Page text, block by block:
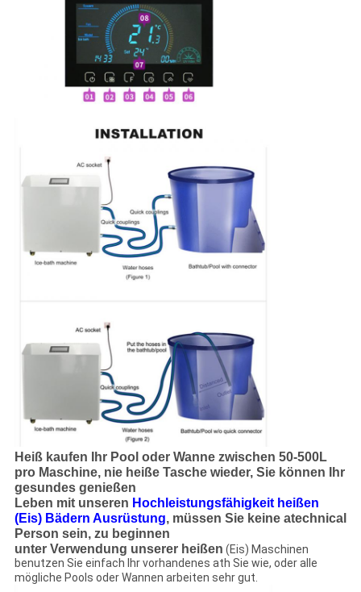
Heiß kaufen Ihr Pool oder Wanne zwischen 50-500L
pro Maschine, nie heiße Tasche wieder, Sie können Ihr
gesundes genießen
Leben mitunseren Hochleistungsfähigkeit heißen
(Eis) Bädern Ausrüstung, müssen Sie keine atechnical
Person sein, zu beginnen
unter Verwendung unserer heißen (Eis) Maschinen
benutzen Sie einfach Ihr vorhandenes ath Sie wie, oder alle
mögliche Pools oder Wannen arbeiten sehr gut.